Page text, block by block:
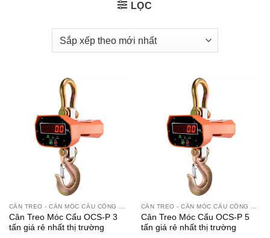
LỌC
Cân Treo Móc Cẩu OCS-P 3
tấn giá rẻ nhất thị trường
Cân Treo Móc Cẩu OCS-P 5
tấn giá rẻ nhất thị trường